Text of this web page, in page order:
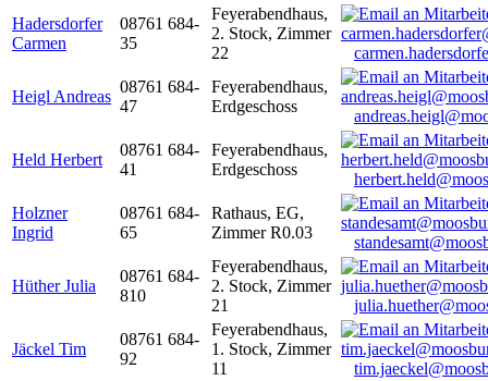
Hadersdorfer
Carmen
08761 684-
35
Feyerabendhaus,
2. Stock, Zimmer
22
Heigl Andreas
08761 684-
47
Feyerabendhaus,
Erdgeschoss
Held Herbert
08761 684-
41
Feyerabendhaus,
Erdgeschoss
Holzner
Ingrid
08761 684-
65
Rathaus, EG,
Zimmer R0.03
Hüther Julia
08761 684-
810
Feyerabendhaus,
2. Stock, Zimmer
21
Jäckel Tim
08761 684-
92
Feyerabendhaus,
1. Stock, Zimmer
11